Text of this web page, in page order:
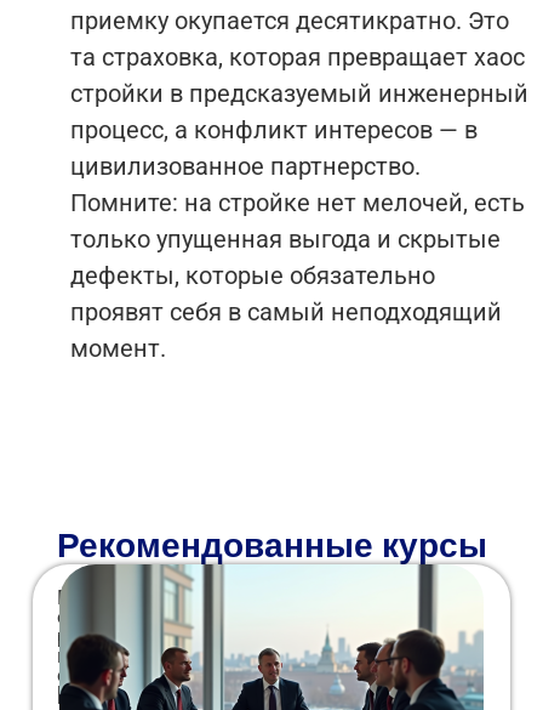
приемку окупается десятикратно. Это
та страховка, которая превращает хаос
стройки в предсказуемый инженерный
процесс, а конфликт интересов — в
цивилизованное партнерство.
Помните: на стройке нет мелочей, есть
только упущенная выгода и скрытые
дефекты, которые обязательно
проявят себя в самый неподходящий
момент.
Рекомендованные курсы
Программа повышения квалификации
объемом 150 академических часов
разработана для специалистов, назначаемых
контрактными управляющими в бюджетных
организациях. Учиться можно удаленно
[city_locative], совмещая занятия с основной